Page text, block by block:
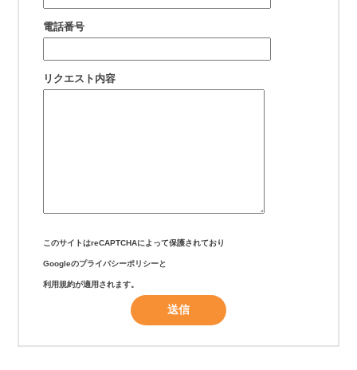
電話番号
リクエスト内容
このサイトはreCAPTCHAによって保護されており
Googleのプライバシーポリシーと
利用規約が適用されます。